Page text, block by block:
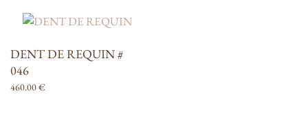
DENT DE REQUIN #
046
460.00€